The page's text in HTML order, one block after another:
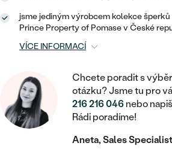
S VÝPLNÍ
DLE CENY
CENOVĚ DOSTUPNÉ
ZAČÍT S LAB-GROWN
ZAČÍT S BAREVNÝM
DLE DRAHOKAMU
DIAMANT
LAB-GROWN DIAMANT
DĚTSKÉ ŠPERKY
BROŽE
DOPLŇKY
DLE MATERIÁLU
PIERCING
DLE KAMENE
S DIAMANTY
S DRAHOKAMY
MEDAILONKY
ŘETÍZKY
VE TVARU SRDCE
SE ZVÍŘATY
DLE DRAHOKAMU
STATEMENT
PERSONALIZOVANÉ
DLE DRAHOKAMU
jsme jediným výrobcem kolekce
Prince Property of Pomase v České
VÍCE INFORMACÍ
Chcete poradit s
otázku? Jsme tu pro
216 216 046 nebo
Rádi poradíme!
Aneta, Sales Specialist